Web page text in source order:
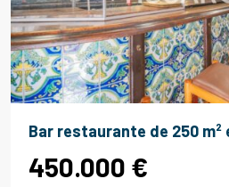
Bar restaurante de 250 m²
450.000 €